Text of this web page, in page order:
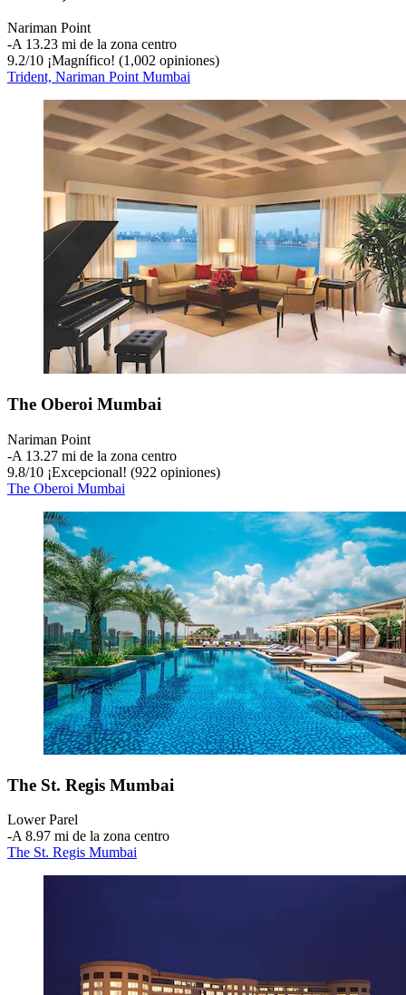
Nariman Point
‐A 13.23 mi de la zona centro
9.2/10 ¡Magnífico! (1,002 opiniones)
Trident, Nariman Point Mumbai
The Oberoi Mumbai
Nariman Point
‐A 13.27 mi de la zona centro
9.8/10 ¡Excepcional! (922 opiniones)
The Oberoi Mumbai
The St. Regis Mumbai
Lower Parel
‐A 8.97 mi de la zona centro
The St. Regis Mumbai